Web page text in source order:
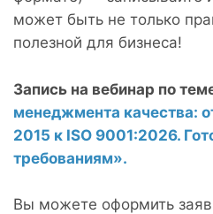
может быть не только
полезной для бизнеса!
Запись на вебинар по
менеджмента качества:
2015 к ISO 9001:2026.
требованиям».
Вы можете оформить